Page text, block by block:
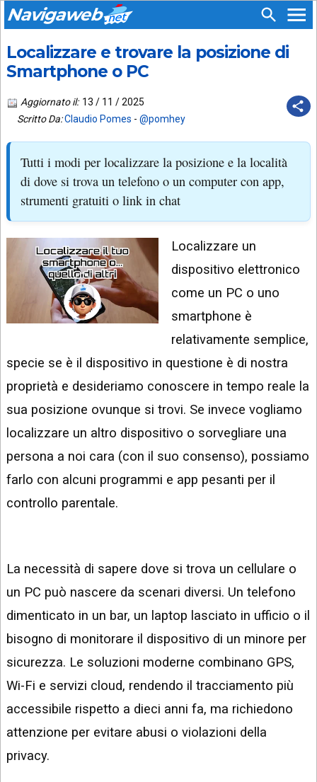
Navigaweb
HOME
SIAMO
SUPPORTO
CONTATTA
PIÙ
LETTI
ULTIMI
ARCHIVIO
VIDEO
ARGOMENTI:
ANDROID
AI
APPS
APPS
STRUMENTI
SEGUICI
SU:
APP
ANDROID
EMAIL
TIKTOK
YOUTUBE
INSTAGRAM
NEWS
LINKEDIN
Localizzare e trovare la posizione di
Smartphone o PC
Aggiornato il: 13 / 11 / 2025
Scritto Da:Claudio Pomes - @pomhey
Tutti i modi per localizzare la posizione e la località
di dove si trova un telefono o un computer con app,
strumenti gratuiti o link in chat
Localizzare un
dispositivo elettronico
come un PC o uno
smartphone è
relativamente semplice,
specie se è il dispositivo in questione è di nostra
proprietà e desideriamo conoscere in tempo reale la
sua posizione ovunque si trovi. Se invece vogliamo
localizzare un altro dispositivo o sorvegliare una
persona a noi cara (con il suo consenso), possiamo
farlo con alcuni programmi e app pesanti per il
controllo parentale.
La necessità di sapere dove si trova un cellulare o
un PC può nascere da scenari diversi. Un telefono
dimenticato in un bar, un laptop lasciato in ufficio o il
bisogno di monitorare il dispositivo di un minore per
sicurezza. Le soluzioni moderne combinano GPS,
Wi-Fi e servizi cloud, rendendo il tracciamento più
accessibile rispetto a dieci anni fa, ma richiedono
attenzione per evitare abusi o violazioni della
privacy.